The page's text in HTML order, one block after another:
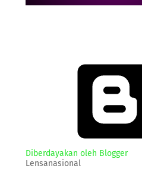
Diberdayakan oleh Blogger
Lensanasional